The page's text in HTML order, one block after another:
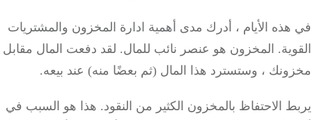
الأيام ، أدرك مدى أهمية ادارة المخزون والمشتريات
المخزون هو عنصر نائب للمال.لقد دفعت المال مقابل
، وستسترد هذا المال (ثم بعضًا منه) عند بيعه.
الاحتفاظ بالمخزون الكثير من النقود.هذا هو السبب في